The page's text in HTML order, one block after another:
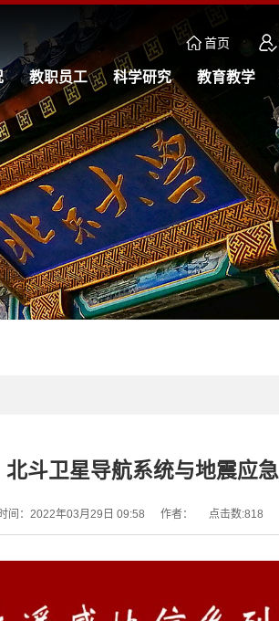
首页
教职员工 科学研究 教育教学
北斗卫星导航系统与地震应急
间：2022年03月29日 09:58 作者： 点击数:818